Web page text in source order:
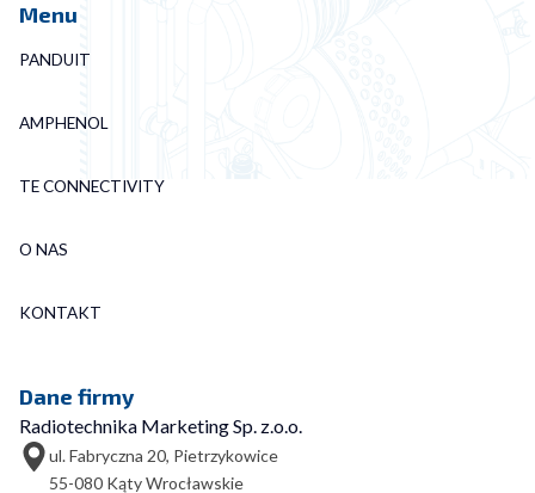
Menu
PANDUIT
AMPHENOL
TE CONNECTIVITY
O NAS
KONTAKT
Dane firmy
Radiotechnika Marketing Sp. z.o.o.
ul. Fabryczna 20, Pietrzykowice
55-080 Kąty Wrocławskie